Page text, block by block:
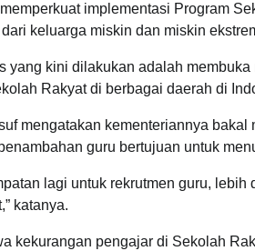
implementasi Program
keluarga miskin dan miskin
yang kini dilakukan adalah
Rakyat di berbagai daerah di
mengatakan kementeriannya
guru bertujuan untuk
lagi untuk rekrutmen guru,
katanya.
kekurangan pengajar di Sekolah